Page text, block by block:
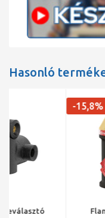
Hasonló
Flamco